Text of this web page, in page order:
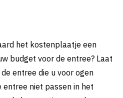
het kostenplaatje een
budget voor de entree? Laat
entree die u voor ogen
entree niet passen in het